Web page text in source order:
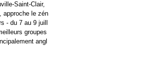
Saint-Clair,
approche le zén
- du 7 au 9 juill
groupes
angl